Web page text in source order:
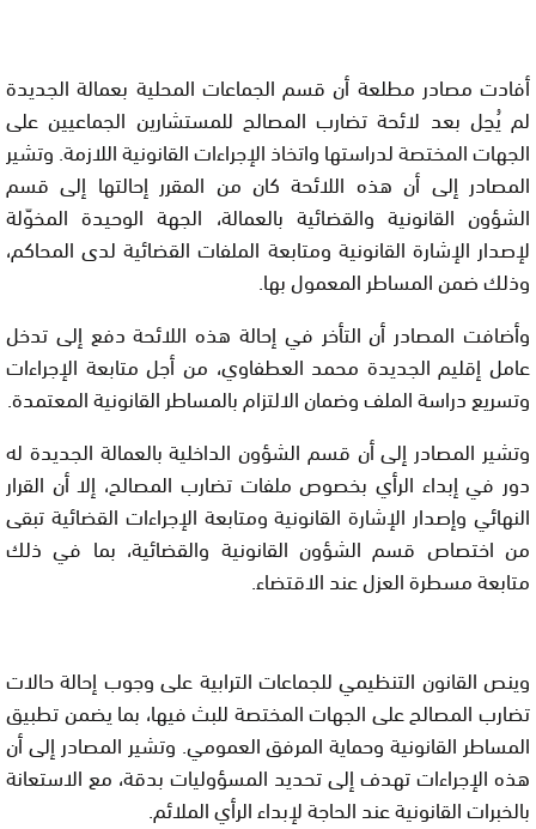
أفادت مصادر مطلعة أن قسم الجماعات المحلية بعمالة الجديدة
لم يُحِل بعد لائحة تضارب المصالح للمستشارين الجماعيين على
الجهات المختصة لدراستها واتخاذ الإجراءات القانونية اللازمة. وتشير
المصادر إلى أن هذه اللائحة كان من المقرر إحالتها إلى قسم
الشؤون القانونية والقضائية بالعمالة، الجهة الوحيدة المخوّلة
لإصدار الإشارة القانونية ومتابعة الملفات القضائية لدى المحاكم،
وذلك ضمن المساطر المعمول بها.
وأضافت المصادر أن التأخر في إحالة هذه اللائحة دفع إلى تدخل
عامل إقليم الجديدة محمد العطفاوي، من أجل متابعة الإجراءات
وتسريع دراسة الملف وضمان الالتزام بالمساطر القانونية المعتمدة.
وتشير المصادر إلى أن قسم الشؤون الداخلية بالعمالة الجديدة له
دور في إبداء الرأي بخصوص ملفات تضارب المصالح، إلا أن القرار
النهائي وإصدار الإشارة القانونية ومتابعة الإجراءات القضائية تبقى
من اختصاص قسم الشؤون القانونية والقضائية، بما في ذلك
متابعة مسطرة العزل عند الاقتضاء.
وينص القانون التنظيمي للجماعات الترابية على وجوب إحالة حالات
تضارب المصالح على الجهات المختصة للبث فيها، بما يضمن تطبيق
المساطر القانونية وحماية المرفق العمومي. وتشير المصادر إلى أن
هذه الإجراءات تهدف إلى تحديد المسؤوليات بدقة، مع الاستعانة
بالخبرات القانونية عند الحاجة لإبداء الرأي الملائم.